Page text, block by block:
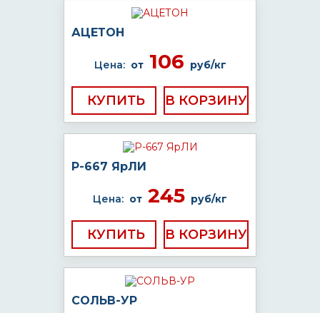
АЦЕТОН
Цена: от106 руб/кг
КУПИТЬ
Р-667 ЯрЛИ
Цена: от 245 руб/кг
КУПИТЬ
СОЛЬВ-УР